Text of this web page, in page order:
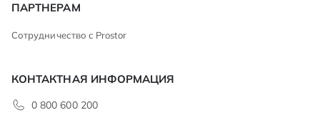
ПАРТНЕРАМ
Сотрудничество с Prostor
КОНТАКТНАЯ ИНФОРМАЦИЯ
0 800 600 200